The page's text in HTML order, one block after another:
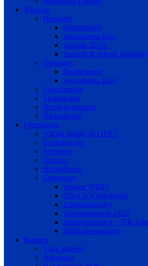
Våra lag
Herrlaget
Herrtruppen
Spelschema Herr
Statistik 25/26
Statistik & rekord (historik)
Damlaget
Damtruppen
Spelschema Dam
Ungdomslag
Skridskokul
Bandygymnasiet
Bildgallerier
Föreningen
Vill du hjälpa till i IFK?
Kontakta oss
Styrelsen
Historia
Bildgallerier
Dokument
Stadgar (PDF)
DNA & Värdegrund
Ungdomspolicy
Säsongsrapport 24/25
Integritetspolicy – IFK
Hållbarhetsrapport
Partners
Våra partners
Nätverket